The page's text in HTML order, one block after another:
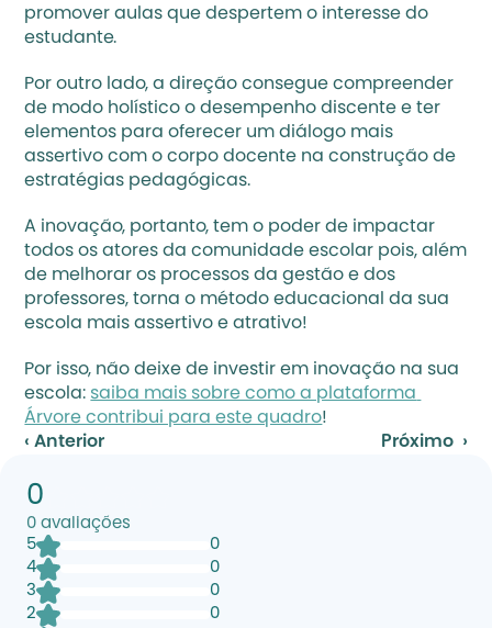
promover aulas que despertem o interesse do
estudante.
Por outro lado, a direção consegue compreender
de modo holístico o desempenho discente e ter
elementos para oferecer um diálogo mais
assertivo com o corpo docente na construção de
estratégias pedagógicas.
A inovação, portanto, tem o poder de impactar
todos os atores da comunidade escolar pois, além
de melhorar os processos da gestão e dos
professores, torna o método educacional da sua
escola mais assertivo e atrativo!
Por isso, não deixe de investir em inovação na sua
escola: saiba mais sobre como a plataforma
Árvore contribui para este quadro!
‹ Anterior
Próximo  ›
0
0 avaliações
5
0
4
0
3
0
2
0